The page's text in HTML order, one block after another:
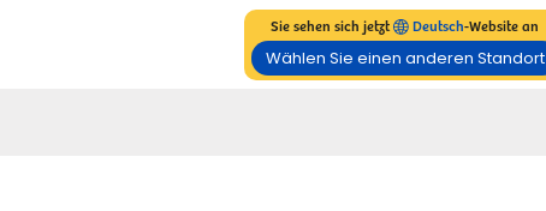
Sie sehen sich jetzt Deutsch-Website an
Wählen Sie einen anderen Standort